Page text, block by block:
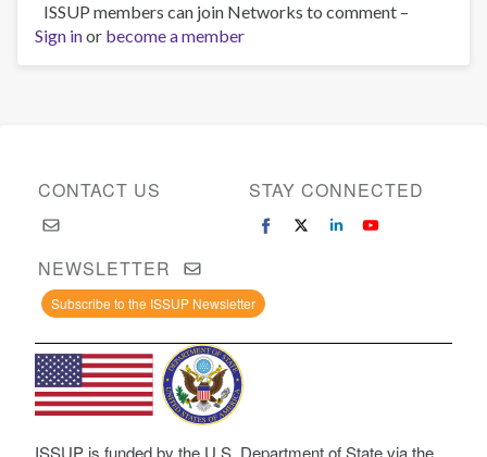
ISSUP members can join Networks to comment –
Sign inor become a member
CONTACT US STAY CONNECTED
NEWSLETTER
Subscribe to the ISSUP Newsletter
ISSUP is funded by the U.S. Department of State via the